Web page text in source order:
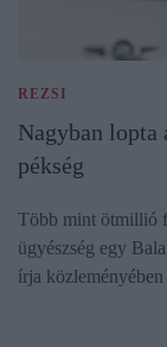
REZSI
Nagyban lopta
pékség
Több mint ötmillió
ügyészség egy
írja